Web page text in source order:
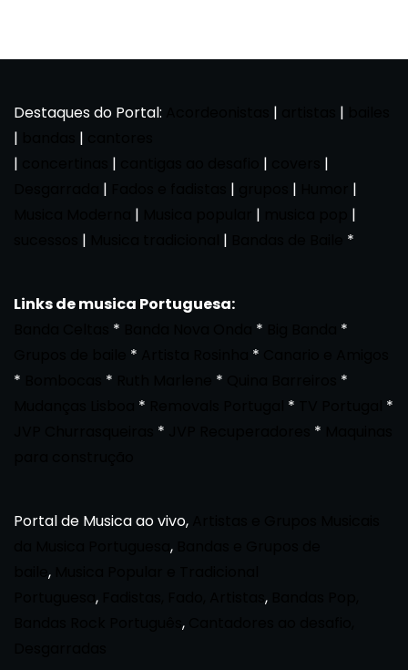
Destaques do Portal: | |
|
|
|
| |
|
| | |
|
| |
|
| | *
Links de musica Portuguesa:
* *
*
* *
*
* *
*
* *
*
* *
Portal de Musica ao vivo,
,
,
, ,
,